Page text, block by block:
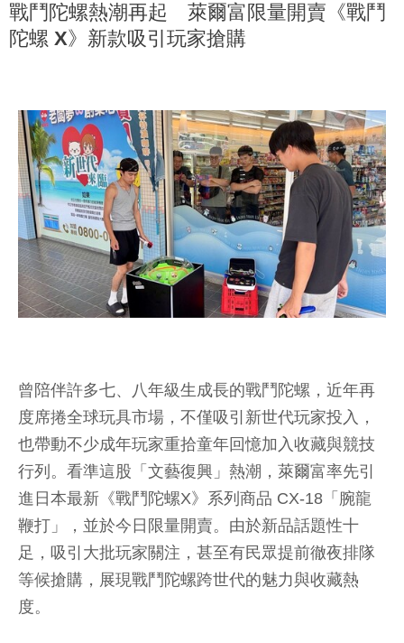
戰鬥陀螺熱潮再起 萊爾富限量開賣《戰鬥
陀螺 X》新款吸引玩家搶購
曾陪伴許多七、八年級生成長的戰鬥陀螺，近年再
度席捲全球玩具市場，不僅吸引新世代玩家投入，
也帶動不少成年玩家重拾童年回憶加入收藏與競技
行列。看準這股「文藝復興」熱潮，萊爾富率先引
進日本最新《戰鬥陀螺X》系列商品 CX-18「腕龍
鞭打」，並於今日限量開賣。由於新品話題性十
足，吸引大批玩家關注，甚至有民眾提前徹夜排隊
等候搶購，展現戰鬥陀螺跨世代的魅力與收藏熱
度。